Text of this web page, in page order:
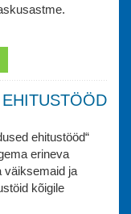
ehitustööd“
erineva
väiksemaid ja
kõigile